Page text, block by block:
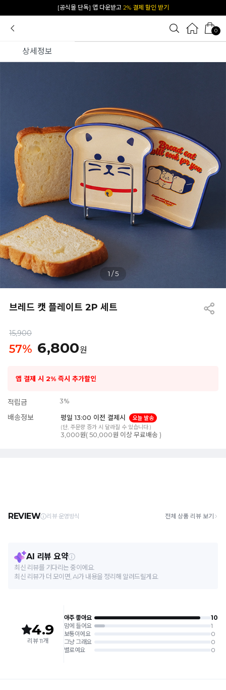
[공식몰 단독] 앱 다운받고 2% 결제 할인 받기
0
상세정보
1 /5
브레드 캣 플레이트 2P 세트
15,900
57% 6,800원
앱 결제 시 2% 즉시 추가할인
적립금 3%
배송정보 평일 13:00 이전 결제시
오늘 발송
(단, 주문량 증가 시 달라질 수 있습니다.)
3,000원( 50,000원 이상 무료배송 )